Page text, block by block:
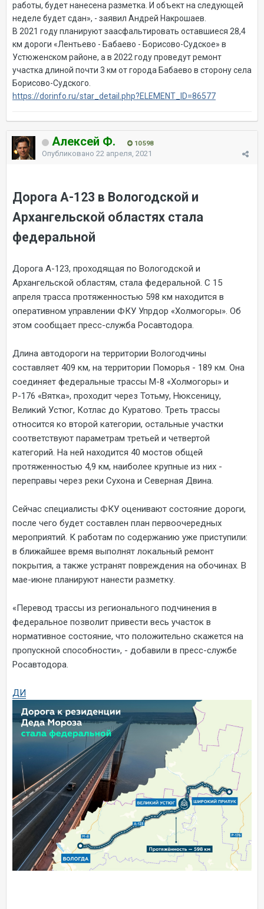
работы, будет нанесена разметка. И объект на следующей
неделе будет сдан», - заявил Андрей Накрошаев.
В 2021 году планируют заасфальтировать оставшиеся 28,4
км дороги «Лентьево - Бабаево - Борисово-Судское» в
Устюженском районе, а в 2022 году проведут ремонт
участка длиной почти 3 км от города Бабаево в сторону села
Борисово-Судского.
https://dorinfo.ru/star_detail.php?ELEMENT_ID=86577
Алексей Ф. 10 598
Опубликовано 22 апреля, 2021
Дорога А-123 в Вологодской и
Архангельской областях стала
федеральной
Дорога А-123, проходящая по Вологодской и
Архангельской областям, стала федеральной. С 15
апреля трасса протяженностью 598 км находится в
оперативном управлении ФКУ Упрдор «Холмогоры». Об
этом сообщает пресс-служба Росавтодора.
Длина автодороги на территории Вологодчины
составляет 409 км, на территории Поморья - 189 км. Она
соединяет федеральные трассы М-8 «Холмогоры» и
Р-176 «Вятка», проходит через Тотьму, Нюксеницу,
Великий Устюг, Котлас до Куратово. Треть трассы
относится ко второй категории, остальные участки
соответствуют параметрам третьей и четвертой
категорий. На ней находится 40 мостов общей
протяженностью 4,9 км, наиболее крупные из них -
переправы через реки Сухона и Северная Двина.
Сейчас специалисты ФКУ оценивают состояние дороги,
после чего будет составлен план первоочередных
мероприятий. К работам по содержанию уже приступили:
в ближайшее время выполнят локальный ремонт
покрытия, а также устранят повреждения на обочинах. В
мае-июне планируют нанести разметку.
«Перевод трассы из регионального подчинения в
федеральное позволит привести весь участок в
нормативное состояние, что положительно скажется на
пропускной способности», - добавили в пресс-службе
Росавтодора.
ДИ